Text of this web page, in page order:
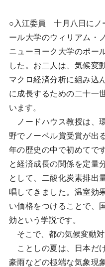
○入江委員 十月八日にノ
ール大学のウィリアム・
ニューヨーク大学のポー
した。お二人は、気候変
マクロ経済分析に組み込
に成長するための二十一
います。
ノードハウス教授は、
野でノーベル賞受賞が出
年の歴史の中で初めてで
と経済成長の関係を定量
として、二酸化炭素排出
唱してきました。温室効
い価格をつけることで、
効という学説です。
そこで、都の気候変動対
ことしの夏は、日本だ
豪雨などの極端な気象現